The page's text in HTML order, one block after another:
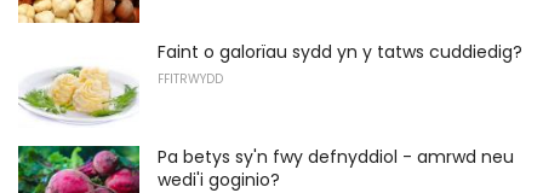
Faint o galorïau sydd yn y tatws cuddiedig?
FFITRWYDD
Pa betys sy'n fwy defnyddiol - amrwd neu
wedi'i goginio?